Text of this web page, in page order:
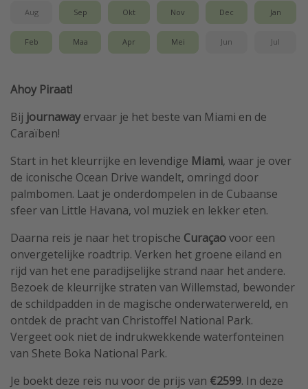
Aug Sep Okt Nov Dec Jan
Feb Maa Apr Mei Jun Jul
Ahoy Piraat!
Bij journawayervaar je het beste van Miami en de
Caraïben!
Start in het kleurrijke en levendige Miami, waar je over
de iconische Ocean Drive wandelt, omringd door
palmbomen. Laat je onderdompelen in de Cubaanse
sfeer van Little Havana, vol muziek en lekker eten.
Daarna reis je naar het tropische Curaçaovoor een
onvergetelijke roadtrip. Verken het groene eiland en
rijd van het ene paradijselijke strand naar het andere.
Bezoek de kleurrijke straten van Willemstad, bewonder
de schildpadden in de magische onderwaterwereld, en
ontdek de pracht van Christoffel National Park.
Vergeet ook niet de indrukwekkende waterfonteinen
van Shete Boka National Park.
Je boekt deze reis nu voor de prijs van €2599. In deze